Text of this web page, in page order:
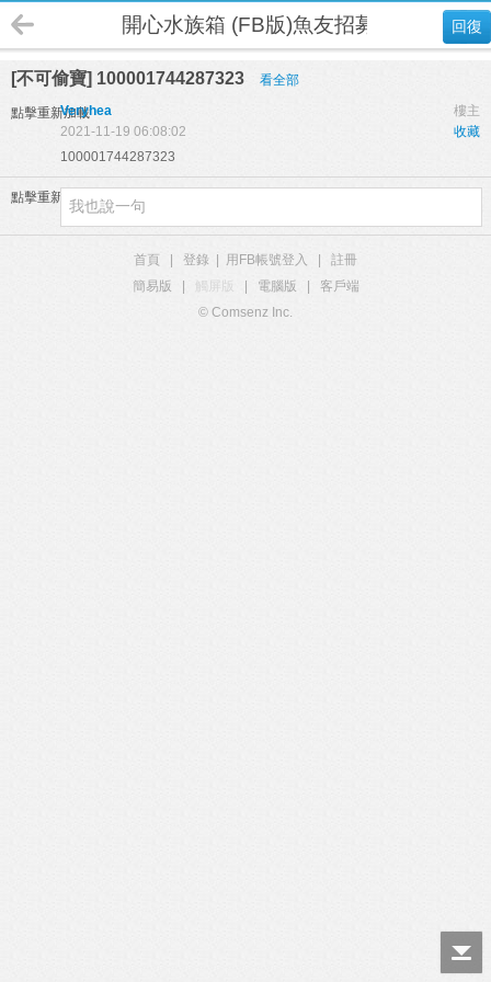
回復
開心水族箱 (FB版)魚友招募
[不可偷寶] 100001744287323 看全部
點擊重新加載 樓主
Veryhea
收藏
2021-11-19 06:08:02
100001744287323
點擊重新加載
首頁 登錄 用FB帳號登入
註冊
簡易版
觸屏版 電腦版
客戶端
© Comsenz Inc.